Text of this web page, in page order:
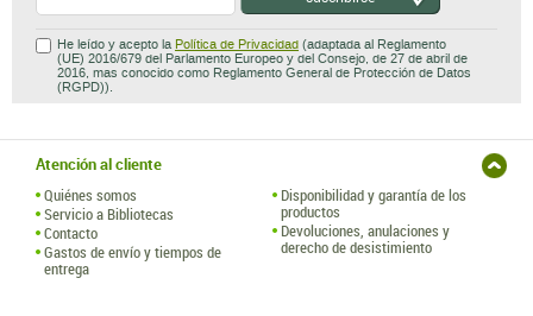
He leído y acepto la Política de Privacidad (adaptada al Reglamento
(UE) 2016/679 del Parlamento Europeo y del Consejo, de 27 de abril de
2016, mas conocido como Reglamento General de Protección de Datos
(RGPD)).
Atención al cliente
Quiénes somos
Servicio a Bibliotecas
Contacto
Gastos de envío y tiempos de
entrega
Disponibilidad y garantía de los
productos
Devoluciones, anulaciones y
derecho de desistimiento